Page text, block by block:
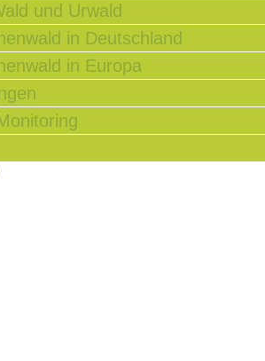
und Urwald
in Deutschland
in Europa